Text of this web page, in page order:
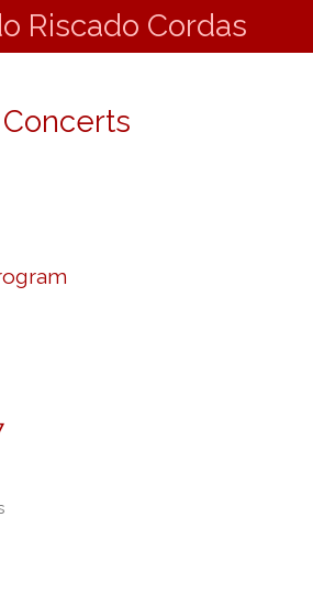
Riscado Cordas
Concerts